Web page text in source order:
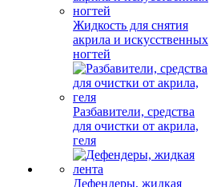
Жидкость для снятия
акрила и искусственных
ногтей
Разбавители, средства
для очистки от акрила,
геля
Дефендеры, жидкая